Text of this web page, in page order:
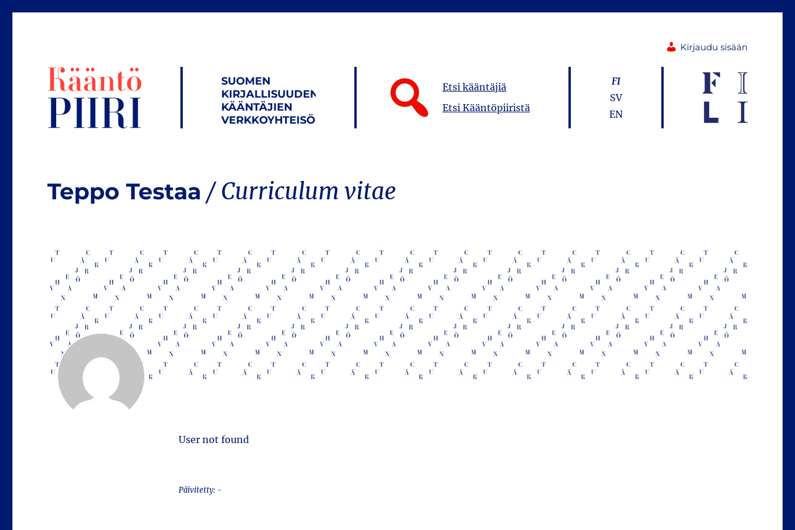
Kirjaudu sisään
SUOMEN
KIRJALLISUUDEN
KÄÄNTÄJIEN
VERKKOYHTEISÖ
Etsi kääntäjiä
Etsi Kääntöpiiristä
FI
SV
EN
Teppo Testaa
User not found
Päivitetty: -